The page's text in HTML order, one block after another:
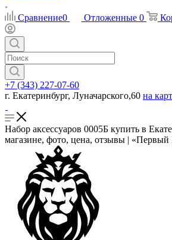
Сравнение0 Отложенные 0
+7 (343) 227-07-60
г. Екатеринбург, Луначарского,60 на
Набор аксессуаров 0005Б купить в
магазине, фото, цена, отзывы |